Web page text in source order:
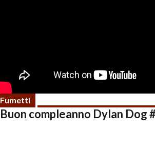
Fumetti
Buon compleanno Dylan Dog